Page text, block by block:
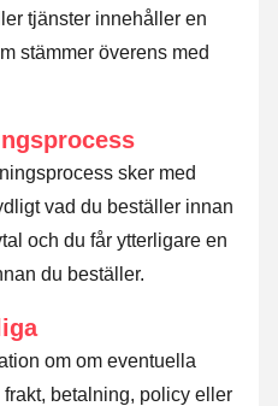
tjänster innehåller en
stämmer överens med
sker med
vad du beställer innan
och du får ytterligare en
du beställer.
om om eventuella
frakt, betalning, policy eller